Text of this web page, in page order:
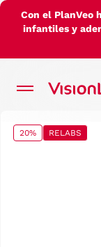
Con el PlanVeo
infantiles y
20% RELABS